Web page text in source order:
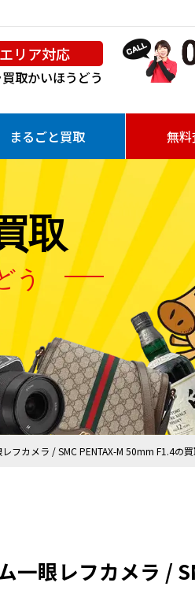
リア対応
取かいほうどう
まるごと買取 無
取
う
フカメラ / SMC PENTAX-M 50mm F1.4の
一眼レフカメラ /